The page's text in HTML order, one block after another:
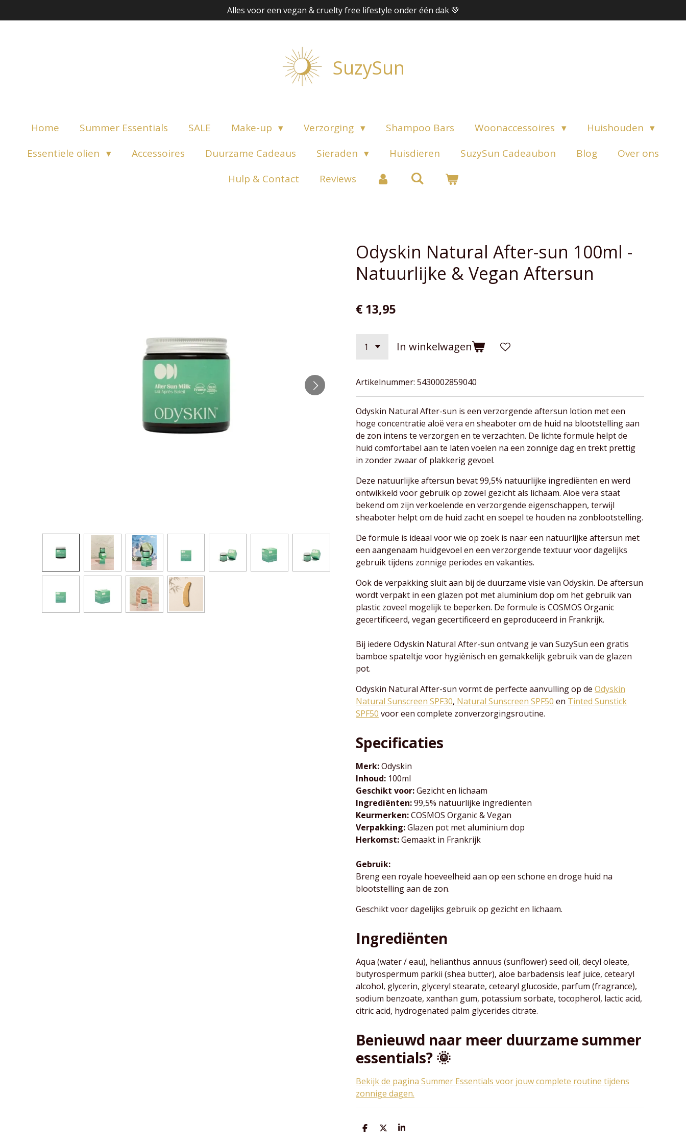
direct
Alles voor een vegan & cruelty free lifestyle onder één dak 💚
SuzySun
Home Summer Essentials SALE Make-up Verzorging Shampoo Bars Woonaccessoires
Huishouden
Essentiele olien
Accessoires Duurzame Cadeaus Sieraden Huisdieren SuzySun Cadeaubon Blog
Over ons
Hulp & Contact
Reviews
Odyskin Natural After-sun 100ml -
Natuurlijke & Vegan Aftersun
€ 13,95
In winkelwagen
Artikelnummer: 5430002859040
Odyskin Natural After-sun is een verzorgende aftersun lotion met een
hoge concentratie aloë vera en sheaboter om de huid na blootstelling aan
de zon intens te verzorgen en te verzachten. De lichte formule helpt de
huid comfortabel aan te laten voelen na een zonnige dag en trekt prettig
in zonder zwaar of plakkerig gevoel.
Deze natuurlijke aftersun bevat 99,5% natuurlijke ingrediënten en werd
ontwikkeld voor gebruik op zowel gezicht als lichaam. Aloë vera staat
bekend om zijn verkoelende en verzorgende eigenschappen, terwijl
sheaboter helpt om de huid zacht en soepel te houden na zonblootstelling.
De formule is ideaal voor wie op zoek is naar een natuurlijke aftersun met
een aangenaam huidgevoel en een verzorgende textuur voor dagelijks
gebruik tijdens zonnige periodes en vakanties.
Ook de verpakking sluit aan bij de duurzame visie van Odyskin. De aftersun
wordt verpakt in een glazen pot met aluminium dop om het gebruik van
plastic zoveel mogelijk te beperken. De formule is COSMOS Organic
gecertificeerd, vegan gecertificeerd en geproduceerd in Frankrijk.
Bij iedere Odyskin Natural After-sun ontvang je van SuzySun een gratis
bamboe spateltje voor hygiënisch en gemakkelijk gebruik van de glazen
pot.
Odyskin Natural After-sun vormt de perfecte aanvulling op de Odyskin
Natural Sunscreen SPF30, Natural Sunscreen SPF50 en Tinted Sunstick
SPF50 voor een complete zonverzorgingsroutine.
Specificaties
Merk:Odyskin
Inhoud: 100ml
Geschikt voor:Gezicht en lichaam
Ingrediënten:99,5% natuurlijke ingrediënten
Keurmerken:COSMOS Organic & Vegan
Verpakking:Glazen pot met aluminium dop
Herkomst:Gemaakt in Frankrijk
Gebruik:
Breng een royale hoeveelheid aan op een schone en droge huid na
blootstelling aan de zon.
Geschikt voor dagelijks gebruik op gezicht en lichaam.
Ingrediënten
Aqua (water / eau), helianthus annuus (sunflower) seed oil, decyl oleate,
butyrospermum parkii (shea butter), aloe barbadensis leaf juice, cetearyl
alcohol, glycerin, glyceryl stearate, cetearyl glucoside, parfum (fragrance),
sodium benzoate, xanthan gum, potassium sorbate, tocopherol, lactic acid,
citric acid, hydrogenated palm glycerides citrate.
Benieuwd naar meer duurzame summer
essentials? 🌞
Bekijk de pagina Summer Essentials voor jouw complete routine tijdens
zonnige dagen.
D
D
S